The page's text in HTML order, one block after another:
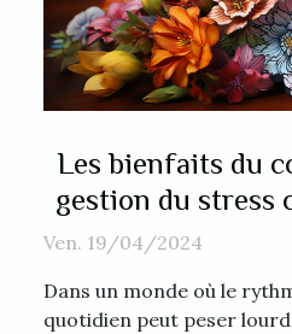
Les bienfaits du
gestion du stress
Ven. 19/04/2024
Dans un monde où le
quotidien peut peser